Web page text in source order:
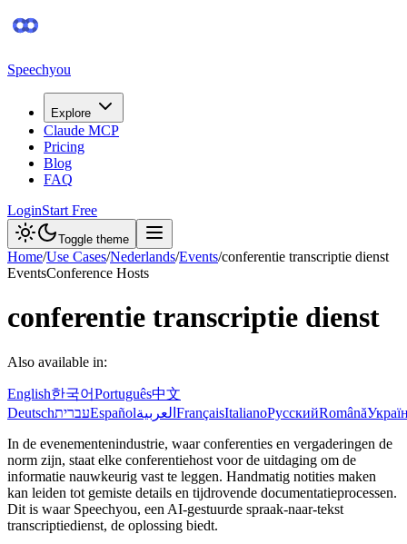
Speechyou
Explore
Claude MCP
Pricing
Blog
FAQ
LoginStart Free
Toggle theme
Home/Use Cases/Nederlands/Events/conferentie transcriptie dienst
EventsConference Hosts
conferentie transcriptie dienst
Also available in:
English한국어Português中文
DeutschעבריתEspañolالعربية FrançaisItalianoРусскийRomână
In de evenementenindustrie, waar conferenties en vergaderingen de
norm zijn, staat elke conferentiehost voor de uitdaging om de
informatie nauwkeurig vast te leggen. Handmatig notities maken
kan leiden tot gemiste details en tijdrovende documentatieprocessen.
Dit is waar Speechyou, een AI-gestuurde spraak-naar-tekst
transcriptiedienst, de oplossing biedt.